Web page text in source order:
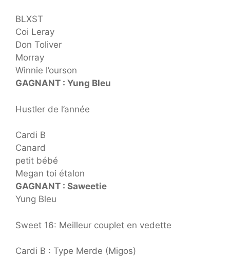
BLXST
Coi Leray
Don Toliver
Morray
Winnie l’ourson
GAGNANT : Yung Bleu
Hustler de l’année
Cardi B
Canard
petit bébé
Megan toi étalon
GAGNANT : Saweetie
Yung Bleu
Sweet 16: Meilleur couplet en vedette
Cardi B : Type Merde (Migos)